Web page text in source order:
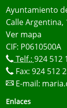
Ayuntamiento
Calle Argentina,
Ver mapa
CIF: P0610500A
Telf.: 924 512
Fax: 924 512
E-mail:
Enlaces